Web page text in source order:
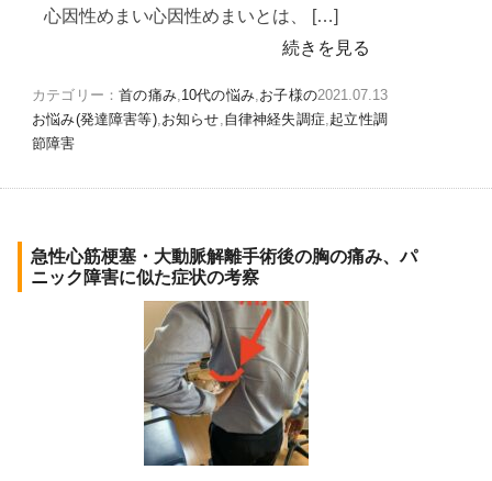
心因性めまい心因性めまいとは、 […]
続きを見る
2021.07.13
カテゴリー：首の痛み,10代の悩み,お子様の
お悩み(発達障害等),お知らせ,自律神経失調症,起立性調
節障害
急性心筋梗塞・大動脈解離手術後の胸の痛み、パ
ニック障害に似た症状の考察